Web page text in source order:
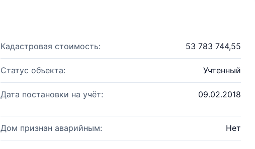
Кадастровая стоимость: 53 783 744,55
Статус объекта: Учтенный
Дата постановки на учёт: 09.02.2018
Дом признан аварийным: Нет